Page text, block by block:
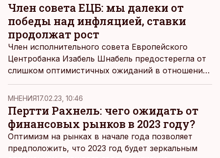
Член совета ЕЦБ: мы далеки от
победы над инфляцией, ставки
продолжат рост
Член исполнительного совета Европейского
Центробанка Изабель Шнабель предостерегла от
слишком оптимистичных ожиданий в отношении
инфляции в еврозоне. По ее словам, эффект от
постепенного повышения процентных ставок
снижается, и, возможно, регулятор вынужден
будет «действовать более решительно».
MНЕНИЯ17.02.23, 10:46
Пертти Рахнель: чего ожидать от
финансовых рынков в 2023 году?
Оптимизм на рынках в начале года позволяет
предположить, что 2023 год будет зеркальным